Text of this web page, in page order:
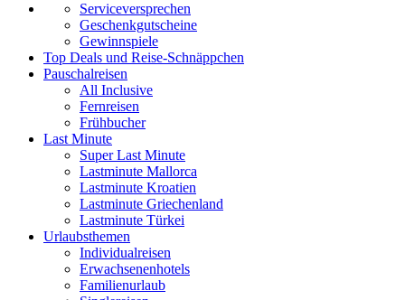
Serviceversprechen
Geschenkgutscheine
Gewinnspiele
Top Deals und Reise-Schnäppchen
Pauschalreisen
All Inclusive
Fernreisen
Frühbucher
Last Minute
Super Last Minute
Lastminute Mallorca
Lastminute Kroatien
Lastminute Griechenland
Lastminute Türkei
Urlaubsthemen
Individualreisen
Erwachsenenhotels
Familienurlaub